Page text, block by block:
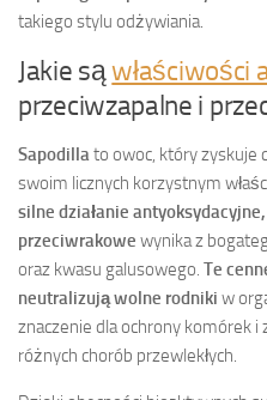
takiego stylu odżywiania.
Jakie sąwłaściwości
przeciwzapalne i
Sapodillato owoc, który zyskuje
swoim licznych korzystnym
silne działanie
przeciwrakowe wynika z
oraz kwasu galusowego. Te
neutralizują wolne rodniki w
znaczenie dla ochrony komórek
różnych chorób przewlekłych.